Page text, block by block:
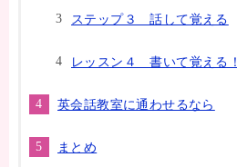
ステップ３ 話して覚える
レッスン４ 書いて覚える！
英会話教室に通わせるなら
まとめ